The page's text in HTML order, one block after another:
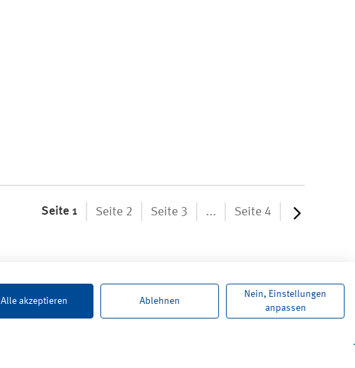
Seite 1 Seite 2 Seite 3 ... Seite 4
Alle akzeptieren Ablehnen
Nein, Einstellungen
anpassen